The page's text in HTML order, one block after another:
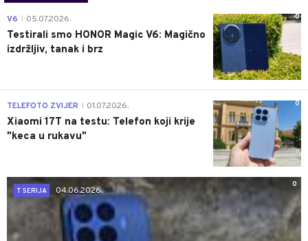
0
V6 05.07.2026.
Testirali smo HONOR Magic V6: Magično
izdržljiv, tanak i brz
0
TELEFOTO ZVIJER 01.07.2026.
Xiaomi 17T na testu: Telefon koji krije
"keca u rukavu"
0
T SERIJA
04.06.2026.